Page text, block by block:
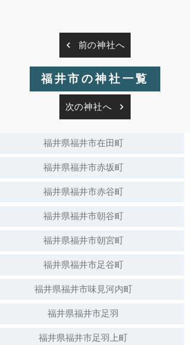
前の神社へ
福井市の神社一覧
次の神社へ
福井県福井市在田町
福井県福井市赤坂町
福井県福井市赤谷町
福井県福井市朝谷町
福井県福井市朝宮町
福井県福井市足谷町
福井県福井市味見河内町
福井県福井市足羽
福井県福井市足羽上町